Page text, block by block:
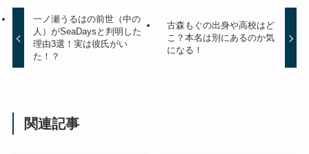
一ノ瀬うるはの前世（中の
人）がSeaDaysと判明した
理由3選！実は彼氏がい
た！？
古森もぐの出身や高校はど
こ？本名は別にあるのか気
になる！
関連記事